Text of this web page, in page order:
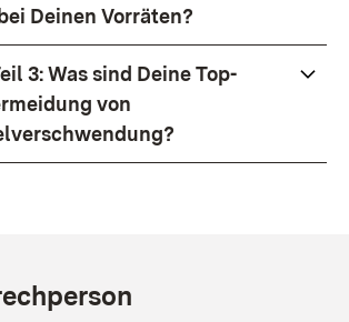
Deinen Vorräten?
3: Was sind Deine Top-
von